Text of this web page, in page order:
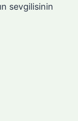
sevgilisinin